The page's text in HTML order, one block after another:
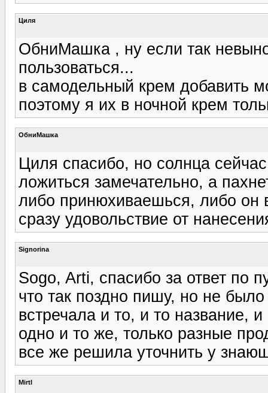
Циля
ОбниМашка , ну если так
пользоваться...
в самодельный крем добавить
поэтому я их в ночной крем
ОбниМашка
Циля спасибо, но солнца
ложиться замечательно, а
либо принюхиваешься, либо он
сразу удовольствие от
Signorina
Sogo, Arti, спасибо за ответ по
что так поздно пишу, но не
встречала и то, и то название,
одно и то же, только разные
все же решила уточнить у
Mirtl